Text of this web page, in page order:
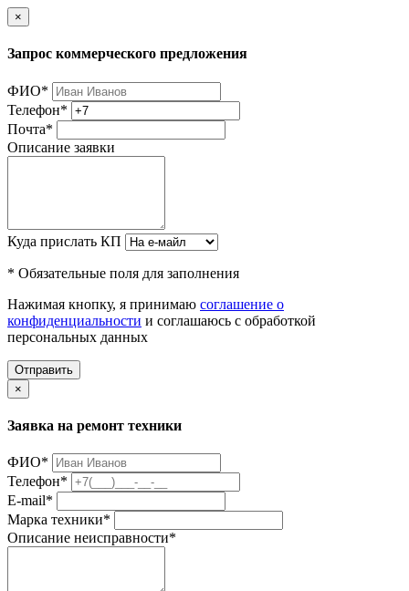
×
Запрос коммерческого предложения
ФИО*
Телефон*
Почта*
Описание заявки
Куда прислать КП
* Обязательные поля для заполнения
Нажимая кнопку, я принимаю соглашение о
конфиденциальности и соглашаюсь с обработкой
персональных данных
Отправить
×
Заявка на ремонт техники
ФИО*
Телефон*
E-mail*
Марка техники*
Описание неисправности*